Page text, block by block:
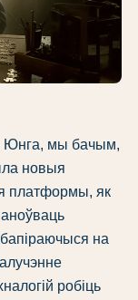
Юнга, мы бачым,
новыя
платформы, як
на
робіць